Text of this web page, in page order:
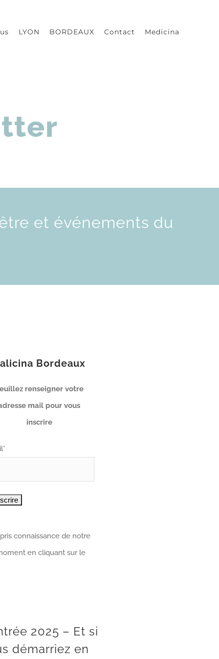
LYON BORDEAUX Contact Medicina
et événements du
Bordeaux
renseigner votre
mail pour vous
inscrire
connaissance de notre
en cliquant sur le
2025 – Et si
démarriez en